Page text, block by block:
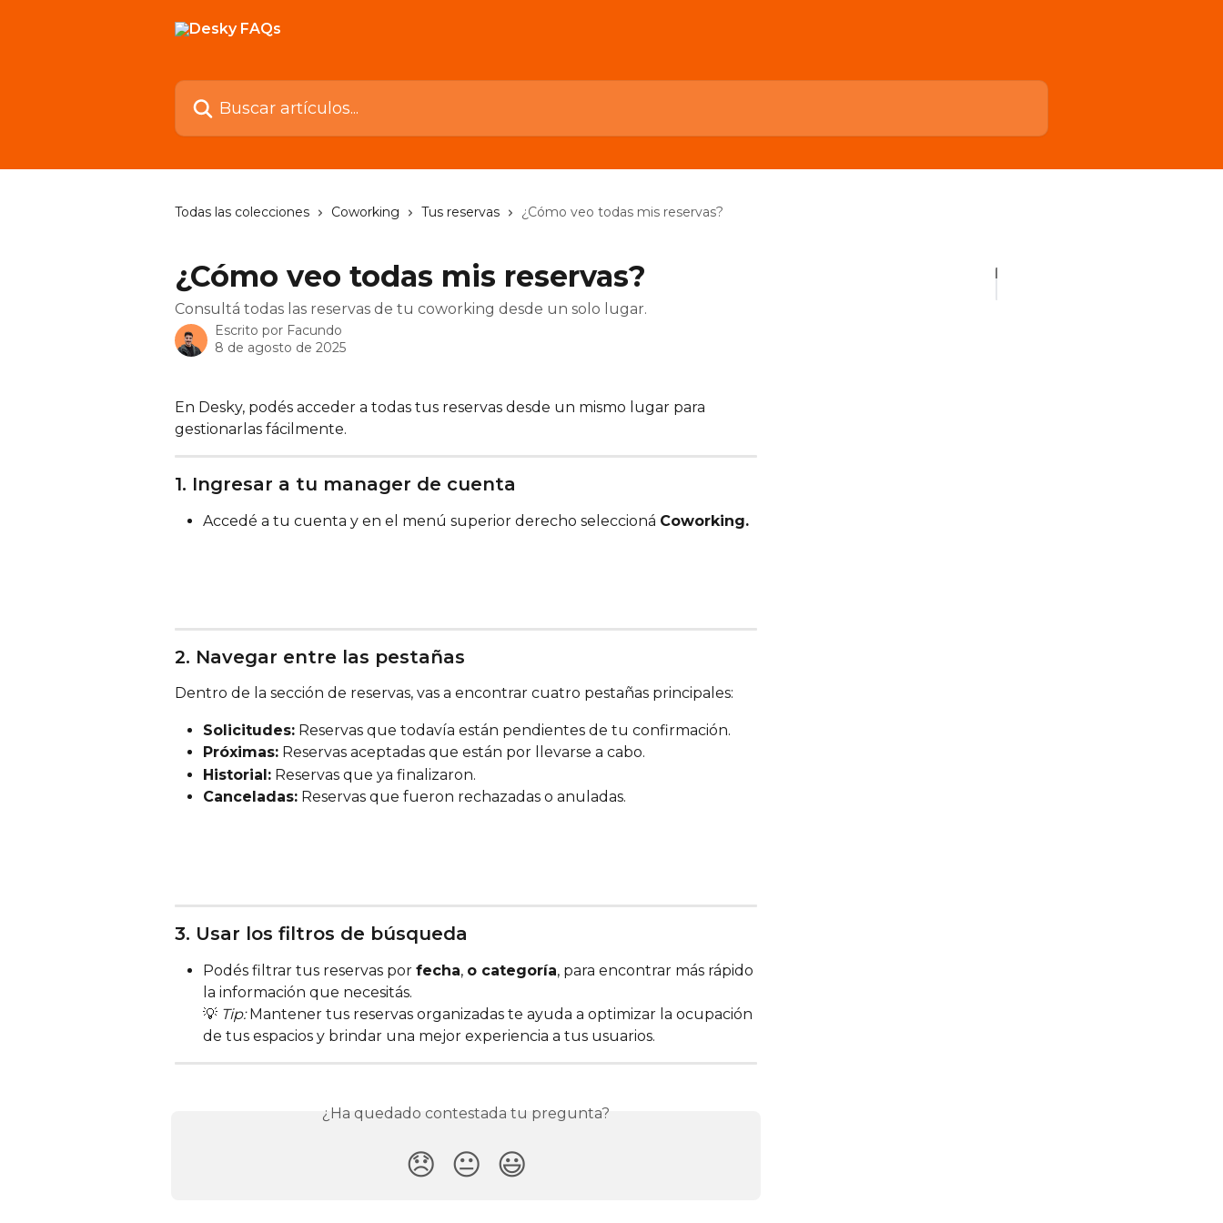
Buscar artículos...
Todas las colecciones Coworking Tus reservas ¿Cómo veo todas mis reservas?
¿Cómo veo todas mis reservas?
Consultá todas las reservas de tu coworking desde un solo lugar.
Escrito por Facundo
8 de agosto de 2025
En Desky, podés acceder a todas tus reservas desde un mismo lugar para
gestionarlas fácilmente.
1. Ingresar a tu manager de cuenta
Accedé a tu cuenta y en el menú superior derecho seleccioná Coworking.
2. Navegar entre las pestañas
Dentro de la sección de reservas, vas a encontrar cuatro pestañas principales:
Solicitudes: Reservas que todavía están pendientes de tu confirmación.
Próximas: Reservas aceptadas que están por llevarse a cabo.
Historial: Reservas que ya finalizaron.
Canceladas: Reservas que fueron rechazadas o anuladas.
3. Usar los filtros de búsqueda
Podés filtrar tus reservas por fecha, o categoría, para encontrar más rápido
la información que necesitás.
💡 Tip: Mantener tus reservas organizadas te ayuda a optimizar la ocupación
de tus espacios y brindar una mejor experiencia a tus usuarios.
¿Ha quedado contestada tu pregunta?
😞 😐 😃